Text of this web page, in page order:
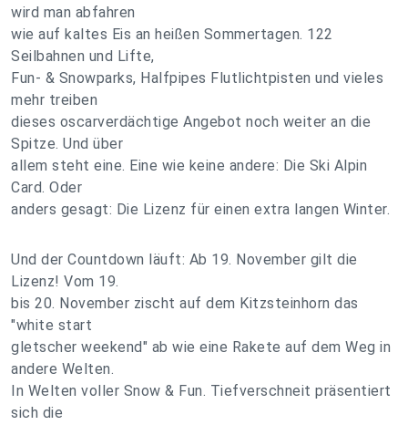
wird man abfahren
wie auf kaltes Eis an heißen Sommertagen. 122
Seilbahnen und Lifte,
Fun- & Snowparks, Halfpipes Flutlichtpisten und vieles
mehr treiben
dieses oscarverdächtige Angebot noch weiter an die
Spitze. Und über
allem steht eine. Eine wie keine andere: Die Ski Alpin
Card. Oder
anders gesagt: Die Lizenz für einen extra langen Winter.
Und der Countdown läuft: Ab 19. November gilt die
Lizenz! Vom 19.
bis 20. November zischt auf dem Kitzsteinhorn das
"white start
gletscher weekend" ab wie eine Rakete auf dem Weg in
andere Welten.
In Welten voller Snow & Fun. Tiefverschneit präsentiert
sich die